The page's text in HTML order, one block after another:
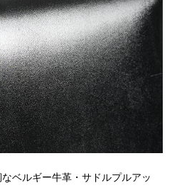
ベルギー牛革・サドルプルアッ